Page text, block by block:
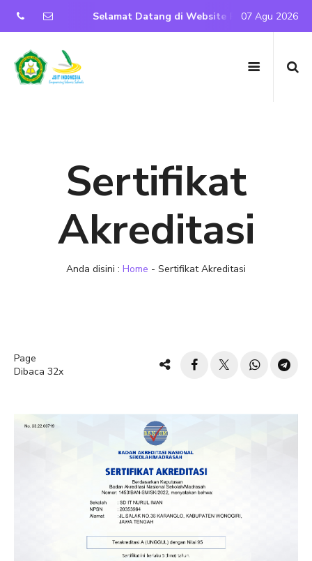
Selamat Datang di Website Resmi SD IT Nurul
07 Agu 2026
Sertifikat
Akreditasi
Anda disini : Home - Sertifikat Akreditasi
Page
Dibaca 32x